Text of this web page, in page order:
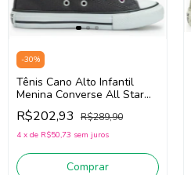
-30%
Tênis Cano Alto Infantil
Menina Converse All Star
CK1250 (Grafite/Roxo)
Tecido
R$202,93 R$289,90
4 x de R$50,73 sem juros
Comprar